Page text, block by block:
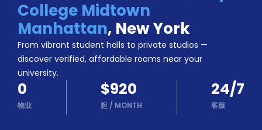
About
us
Blog
Refer
And
Earn
Become
A
Partner
Help
College Midtown
Manhattan, New York
From vibrant student halls to private studios —
discover verified, affordable rooms near your
university.
0
物业
$920
起 / MONTH
24/7
客服